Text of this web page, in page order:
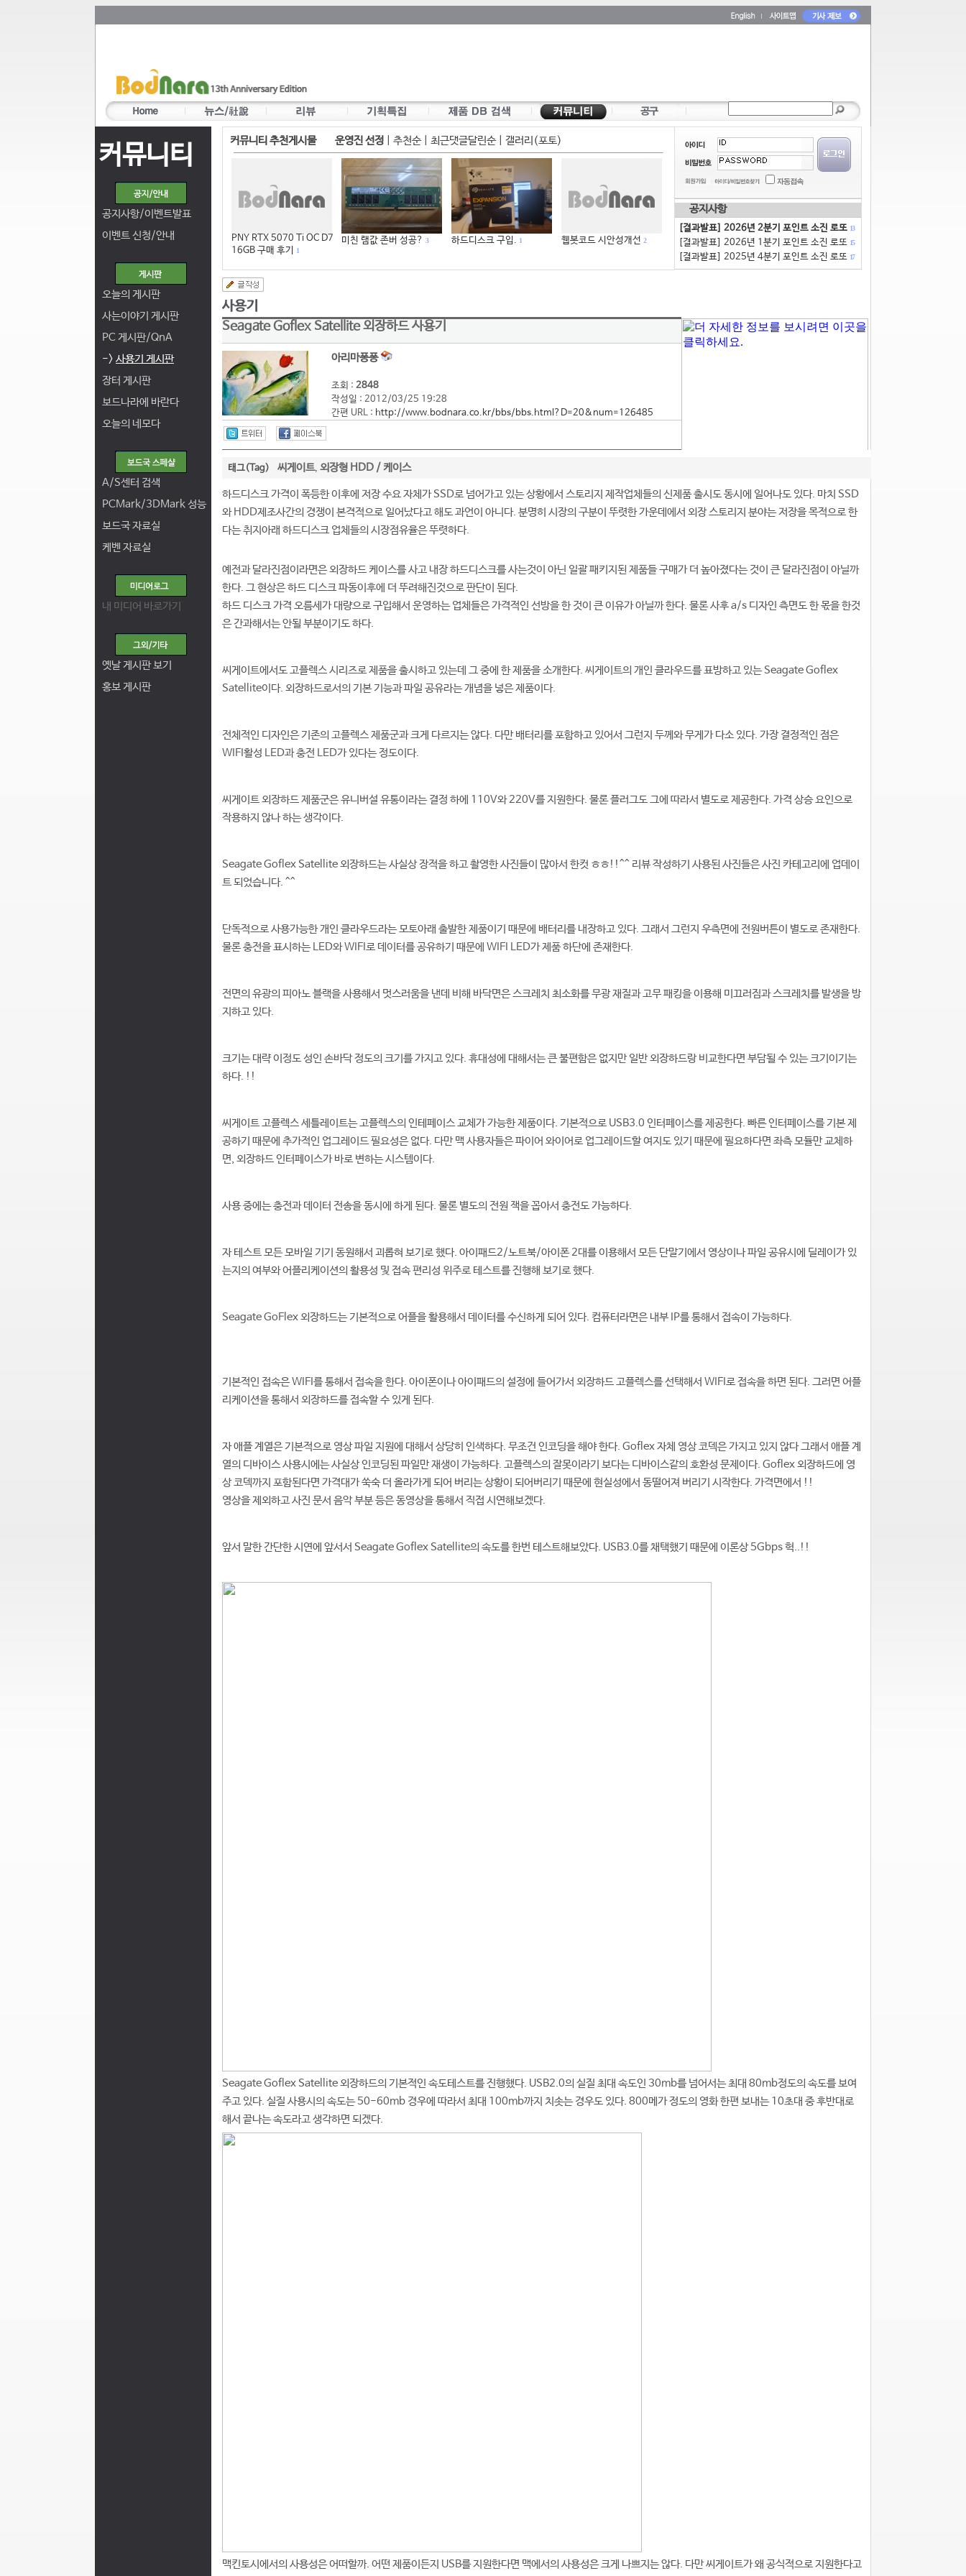
커뮤니티
공지사항/이벤트발표
이벤트 신청/안내
오늘의 게시판
사는이야기 게시판
PC 게시판/QnA
-> 사용기 게시판
장터 게시판
보드나라에 바란다
오늘의 네모다
A/S센터 검색
PCMark/3DMark 성능
보드국 자료실
케벤 자료실
내 미디어 바로가기
옛날 게시판 보기
홍보 게시판
커뮤니티 추천게시물 운영진 선정 추천순| 최근댓글달린순| 갤러리(포토)
PNY RTX 5070 Ti OC D7
16GB 구매 후기
1
미친 램값 존버 성공? 3 하드디스크 구입. 1 웹봇코드 시안성개선 2
공지사항
[결과발표] 2026년 2분기 포인트 소진 로또 13
[결과발표] 2026년 1분기 포인트 소진 로또 15
[결과발표] 2025년 4분기 포인트 소진 로또 17
Seagate Goflex Satellite 외장하드 사용기
아리마퐁퐁
조회 : 2848
작성일 : 2012/03/25 19:28
간편 URL : http://www.bodnara.co.kr/bbs/bbs.html?D=20&num=126485
태그(Tag) 씨게이트, 외장형 HDD / 케이스
하드디스크 가격이 폭등한 이후에 저장 수요 자체가 SSD로 넘어가고 있는 상황에서 스토리지 제작업체들의 신제품 출시도 동시에 일어나도 있다. 마치 SSD
와 HDD제조사간의 경쟁이 본격적으로 일어났다고 해도 과언이 아니다. 분명히 시장의 구분이 뚜렷한 가운데에서 외장 스토리지 분야는 저장을 목적으로 한
다는 취지아래 하드디스크 업체들의 시장점유율은 뚜렷하다.
예전과 달라진점이라면은 외장하드 케이스를 사고 내장 하드디스크를 사는것이 아닌 일괄 패키지된 제품들 구매가 더 높아졌다는 것이 큰 달라진점이 아닐까
한다. 그 현상은 하드 디스크 파동이후에 더 뚜려해진것으로 판단이 된다.
하드 디스크 가격 오름세가 대량으로 구입해서 운영하는 업체들은 가격적인 선방을 한 것이 큰 이유가 아닐까 한다. 물론 사후 a/s 디자인 측면도 한 몫을 한것
은 간과해서는 안될 부분이기도 하다.
씨게이트에서도 고플렉스 시리즈로 제품을 출시하고 있는데 그 중에 한 제품을 소개한다. 씨게이트의 개인 클라우드를 표방하고 있는 Seagate Goflex
Satellite이다. 외장하드로서의 기본 기능과 파일 공유라는 개념을 넣은 제품이다.
전체적인 디자인은 기존의 고플렉스 제품군과 크게 다르지는 않다. 다만 배터리를 포함하고 있어서 그런지 두께와 무게가 다소 있다. 가장 결정적인 점은
WIFI활성 LED과 충전 LED가 있다는 정도이다.
씨게이트 외장하드 제품군은 유니버설 유통이라는 결정 하에 110V와 220V를 지원한다. 물론 플러그도 그에 따라서 별도로 제공한다. 가격 상승 요인으로
작용하지 않나 하는 생각이다.
Seagate Goflex Satellite 외장하드는 사실상 장적을 하고 촬영한 사진들이 많아서 한컷 ㅎㅎ!!^^ 리뷰 작성하기 사용된 사진들은 사진 카테고리에 업데이
트 되었습니다. ^^
단독적으로 사용가능한 개인 클라우드라는 모토아래 출발한 제품이기 때문에 배터리를 내장하고 있다. 그래서 그런지 우측면에 전원버튼이 별도로 존재한다.
물론 충전을 표시하는 LED와 WIFI로 데이터를 공유하기 때문에 WIFI LED가 제품 하단에 존재한다.
전면의 유광의 피아노 블랙을 사용해서 멋스러움을 낸데 비해 바닥면은 스크레치 최소화를 무광 재질과 고무 패킹을 이용해 미끄러짐과 스크레치를 발생을 방
지하고 있다.
크기는 대략 이정도 성인 손바닥 정도의 크기를 가지고 있다. 휴대성에 대해서는 큰 불편함은 없지만 일반 외장하드랑 비교한다면 부담될 수 있는 크기이기는
하다. !!
씨게이트 고플렉스 세틀레이트는 고플렉스의 인테페이스 교체가 가능한 제품이다. 기본적으로 USB3.0 인터페이스를 제공한다. 빠른 인터페이스를 기본 제
공하기 때문에 추가적인 업그레이드 필요성은 없다. 다만 맥 사용자들은 파이어 와이어로 업그레이드할 여지도 있기 때문에 필요하다면 좌측 모듈만 교체하
면, 외장하드 인터페이스가 바로 변하는 시스템이다.
사용 중에는 충전과 데이터 전송을 동시에 하게 된다. 물론 별도의 전원 잭을 꼽아서 충전도 가능하다.
자 테스트 모든 모바일 기기 동원해서 괴롭혀 보기로 했다. 아이패드2/노트북/아이폰 2대를 이용해서 모든 단말기에서 영상이나 파일 공유시에 딜레이가 있
는지의 여부와 어플리케이션의 활용성 및 접속 편리성 위주로 테스트를 진행해 보기로 했다.
Seagate GoFlex 외장하드는 기본적으로 어플을 활용해서 데이터를 수신하게 되어 있다. 컴퓨터라면은 내부 IP를 통해서 접속이 가능하다.
기본적인 접속은 WIFI를 통해서 접속을 한다. 아이폰이나 아이패드의 설정에 들어가서 외장하드 고플렉스를 선택해서 WIFI로 접속을 하면 된다. 그러면 어플
리케이션을 통해서 외장하드를 접속할 수 있게 된다.
자 애플 계열은 기본적으로 영상 파일 지원에 대해서 상당히 인색하다. 무조건 인코딩을 해야 한다. Goflex 자체 영상 코덱은 가지고 있지 않다 그래서 애플 계
열의 디바이스 사용시에는 사실상 인코딩된 파일만 재생이 가능하다. 고플렉스의 잘못이라기 보다는 디바이스같의 호환성 문제이다. Goflex 외장하드에 영
상 코덱까지 포함된다면 가격대가 쑥숙 더 올라가게 되어 버리는 상황이 되어버리기 때문에 현실성에서 동떨어져 버리기 시작한다. 가격면에서 !!
영상을 제외하고 사진 문서 음악 부분 등은 동영상을 통해서 직접 시연해보겠다.
앞서 말한 간단한 시연에 앞서서 Seagate Goflex Satellite의 속도를 한번 테스트해보았다. USB3.0를 채택했기 때문에 이론상 5Gbps 헉..!!
Seagate Goflex Satellite 외장하드의 기본적인 속도테스트를 진행했다. USB2.0의 실질 최대 속도인 30mb를 넘어서는 최대 80mb정도의 속도를 보여
주고 있다. 실질 사용시의 속도는 50-60mb 경우에 따라서 최대 100mb까지 치솟는 경우도 있다. 800메가 정도의 영화 한편 보내는 10초대 중 후반대로
해서 끝나는 속도라고 생각하면 되겠다.
맥킨토시에서의 사용성은 어떠할까. 어떤 제품이든지 USB를 지원한다면 맥에서의 사용성은 크게 나쁘지는 않다. 다만 씨게이트가 왜 공식적으로 지원한다고